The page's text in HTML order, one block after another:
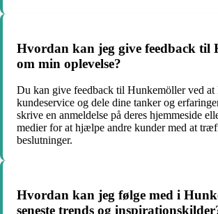
Hvordan kan jeg give feedback til
om min oplevelse?
Du kan give feedback til Hunkemöller ved at
kundeservice og dele dine tanker og
skrive en anmeldelse på deres hjemmeside
medier for at hjælpe andre kunder med at
beslutninger.
Hvordan kan jeg følge med i
seneste trends og